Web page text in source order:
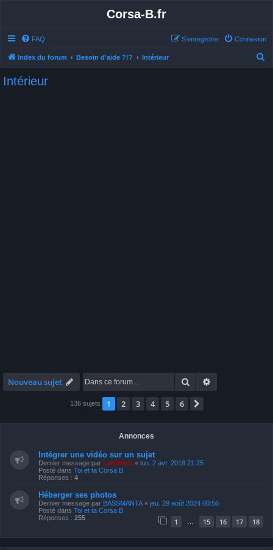
Corsa-B.fr
FAQ Connexion
S’enregistrer
Index du forum Besoin d'aide ?!? Intérieur
Intérieur
Nouveau sujet Rechercher
136 sujets 1 2 3 4 5 6
Annonces
Intégrer une vidéo sur un sujet
Dernier message par LeKiffeur « lun. 2 avr. 2018 21:25
Posté dans Toi et ta Corsa B
Réponses : 4
Héberger ses photos
Dernier message par BASSMANTA « jeu. 29 août 2024 00:56
Posté dans Toi et ta Corsa B
Réponses : 255 1 15 16 17 18